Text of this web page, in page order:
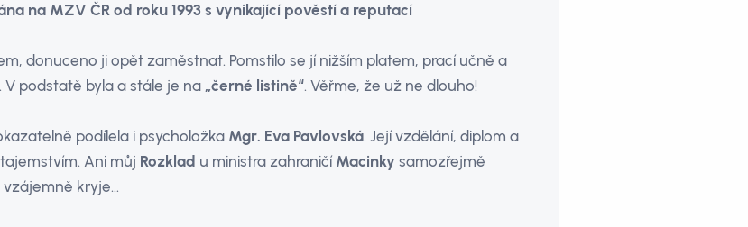
na MZV ČR od roku 1993 s vynikající pověstí a reputací
donuceno ji opět zaměstnat. Pomstilo se jí nižším platem, prací učně a
podstatě byla a stále je na „černé listině“. Věřme, že už ne dlouho!
podílela i psycholožka Mgr. Eva Pavlovská. Její vzdělání, diplom a
Ani můj Rozklad u ministra zahraničí Macinky samozřejmě
kryje…